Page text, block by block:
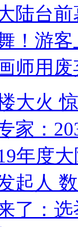
陆台
！游客
师用
大火
家：
年度
起人
了：